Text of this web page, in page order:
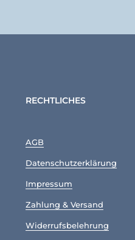
RECHTLICHES
AGB
Datenschutzerklärung
Impressum
Zahlung & Versand
Widerrufsbelehrung